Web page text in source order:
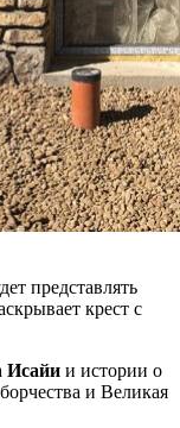
представлять
крест с
Исайи и истории о
и Великая